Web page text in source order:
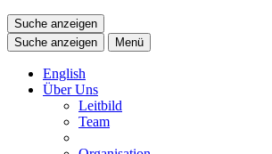
Suche anzeigen
Suche anzeigen
Menü
English
Über Uns
Leitbild
Team